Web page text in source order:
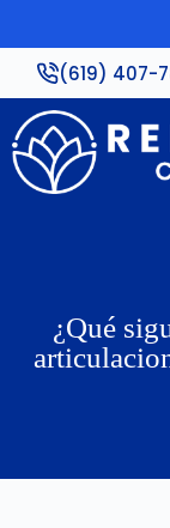
(619) 407-
¿Qué